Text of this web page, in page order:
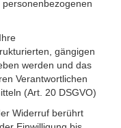
gängigen
werden und das
Verantwortlichen
(Art. 20 DSGVO)
Widerruf berührt